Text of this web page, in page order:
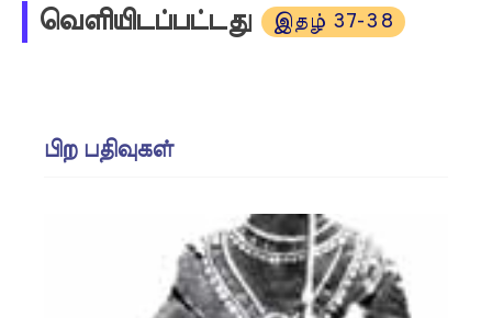
வெளியிடப்பட்டது இதழ் 37-38
பிற பதிவுகள்